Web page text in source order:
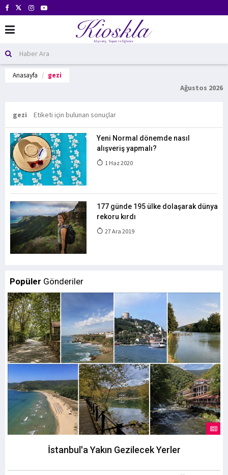
Anasayfa gezi
Ağustos 2026
gezi Etiketi için bulunan sonuçlar
Yeni Normal dönemde nasıl
alışveriş yapmalı?
1 Haz 2020
177 günde 195 ülke dolaşarak dünya
rekoru kırdı
27 Ara 2019
Popüler Gönderiler
İstanbul'a Yakın Gezilecek Yerler